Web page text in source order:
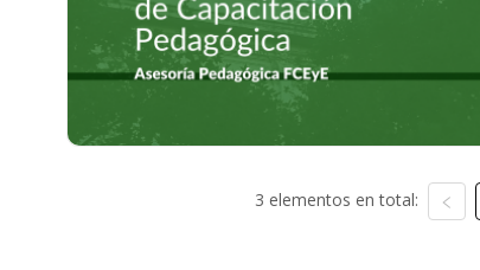
3 elementos en total: